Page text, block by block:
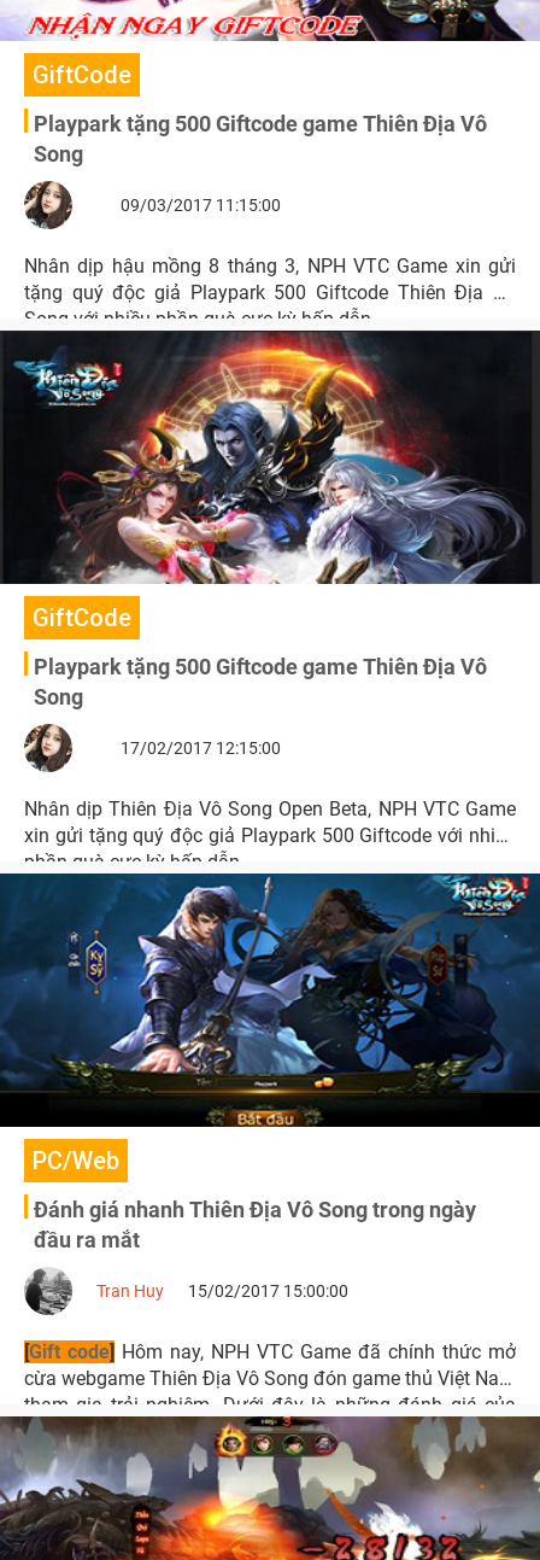
GiftCode
Playpark tặng 500 Giftcode game Thiên Địa Vô
Song
09/03/2017 11:15:00
Nhân dịp hậu mồng 8 tháng 3, NPH VTC Game xin gửi
tặng quý độc giả Playpark 500 Giftcode Thiên Địa Vô
Song với nhiều phần quà cực kỳ hấp dẫn.
GiftCode
Playpark tặng 500 Giftcode game Thiên Địa Vô
Song
17/02/2017 12:15:00
Nhân dịp Thiên Địa Vô Song Open Beta, NPH VTC Game
xin gửi tặng quý độc giả Playpark 500 Giftcode với nhiều
phần quà cực kỳ hấp dẫn.
PC/Web
Đánh giá nhanh Thiên Địa Vô Song trong ngày
đầu ra mắt
Tran Huy 15/02/2017 15:00:00
[Gift code] Hôm nay, NPH VTC Game đã chính thức mở
cừa webgame Thiên Địa Vô Song đón game thủ Việt Nam
tham gia trải nghiệm. Dưới đây là những đánh giá của
người viết sau khi trải nghiệm nhanh tựa game này.